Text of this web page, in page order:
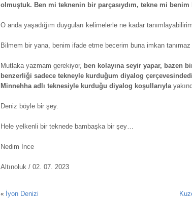
olmuştuk. Ben mi teknenin bir parçasıydım, tekne mi
O anda yaşadığım duyguları kelimelerle ne kadar
Bilmem bir yana, benim ifade etme becerim buna imkan
Mutlaka yazmam gerekiyor, ben kolayına seyir yapar, bazen
benzerliği sadece tekneyle kurduğum diyalog
Minnehha adlı teknesiyle kurduğu diyalog koşullarıyla
Deniz böyle bir şey.
Hele yelkenli bir teknede bambaşka bir şey…
Nedim İnce
Altınoluk / 02. 07. 2023
« İyon Denizi